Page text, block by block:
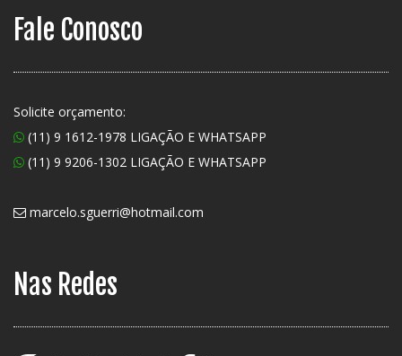
Fale Conosco
Solicite orçamento:
(11) 9 1612-1978 LIGAÇÃO E WHATSAPP
(11) 9 9206-1302 LIGAÇÃO E WHATSAPP
marcelo.sguerri@hotmail.com
Nas Redes